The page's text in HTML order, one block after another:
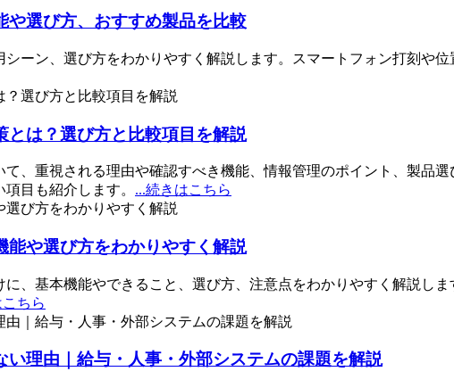
や選び方、おすすめ製品を比較
ーン、選び方をわかりやすく解説します。スマートフォン打刻や
とは？選び方と比較項目を解説
、重視される理由や確認すべき機能、情報管理のポイント、製品
目も紹介します。 ...続きはこちら
能や選び方をわかりやすく解説
、基本機能やできること、選び方、注意点をわかりやすく解説し
ちら
理由｜給与・人事・外部システムの課題を解説